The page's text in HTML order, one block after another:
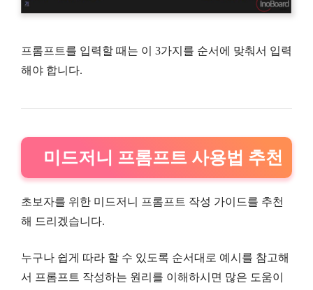
프롬프트를 입력할 때는 이 3가지를 순서에 맞춰서 입력
해야 합니다.
미드저니 프롬프트 사용법 추천
초보자를 위한 미드저니 프롬프트 작성 가이드를 추천
해 드리겠습니다.
누구나 쉽게 따라 할 수 있도록 순서대로 예시를 참고해
서 프롬프트 작성하는 원리를 이해하시면 많은 도움이